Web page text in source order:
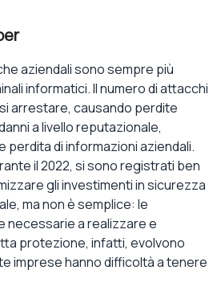
aziendali sono sempre più
informatici. Il numero di attacchi
arrestare, causando perdite
a livello reputazionale,
perdita di informazioni aziendali.
il 2022, si sono registrati ben
gli investimenti in sicurezza
ma non è semplice: le
necessarie a realizzare e
protezione, infatti, evolvono
imprese hanno difficoltà a tenere